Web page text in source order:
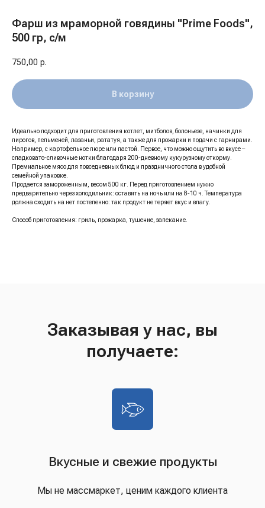
Фарш из мраморной говядины "Prime Foods",
500 гр, с/м
750,00 р.
В корзину
Идеально подходит для приготовления котлет, митболов, болоньезе, начинки для
пирогов, пельменей, лазаньи, рататуя, а также для прожарки и подачи с гарнирами.
Например, с картофельное пюре или пастой. Первое, что можно ощутить во вкусе –
сладковато-сливочные нотки благодаря 200-дневному кукурузному откорму.
Премиальное мясо для повседневных блюд и праздничного стола в удобной
семейной упаковке.
Продается замороженным, весом 500 кг. Перед приготовлением нужно
предварительно через холодильник: оставить на ночь или на 8-10 ч. Температура
должна сходить на нет постепенно: так продукт не теряет вкус и влагу.
Способ приготовления: гриль, прожарка, тушение, запекание.
Заказывая у нас, вы
получаете:
Вкусные и свежие продукты
Мы не массмаркет, ценим каждого клиента